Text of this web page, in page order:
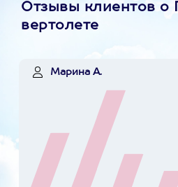
Отзывы клиентов о
вертолете
Марина А.